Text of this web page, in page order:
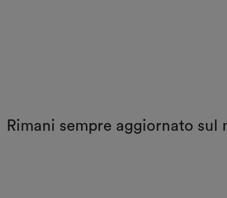
Rimani sempre aggiornato sul